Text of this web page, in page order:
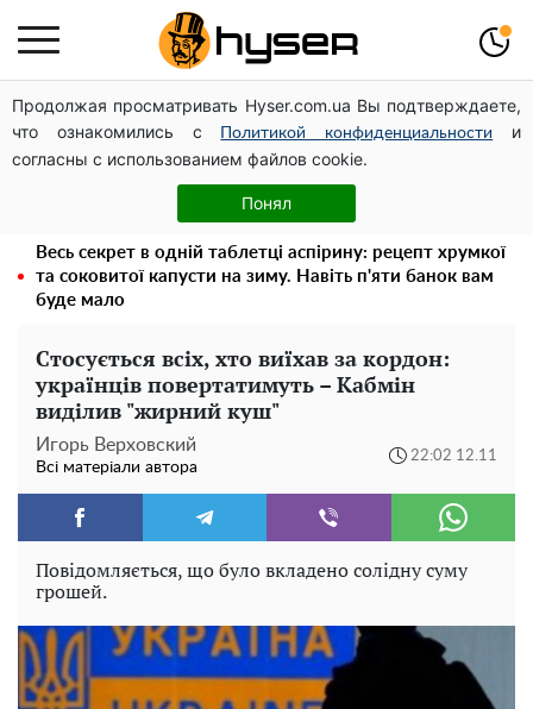
Продолжая просматривать Hyser.com.ua Вы подтверждаете,
что ознакомились с
Политикой конфиденциальности
и
согласны с использованием файлов cookie.
Понял
Дрони із націнкою: Олександр Конотопський вивів
мільйони оборонного бюджету через фіктивну фірму в
Естонії
Гола Олена Тополя у цікавих позах змусила відвисати
щелепи: злив відео – було лише початком
Весь секрет в одній таблетці аспірину: рецепт хрумкої
та соковитої капусти на зиму. Навіть п'яти банок вам
буде мало
Стосується всіх, хто виїхав за кордон:
українців повертатимуть – Кабмін
виділив "жирний куш"
Игорь Верховский
Всі матеріали автора
22:02 12.11
Повідомляється, що було вкладено солідну суму
грошей.